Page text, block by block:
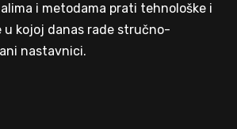
i metodama prati tehnološke i
u kojoj danas rade stručno-
nastavnici.